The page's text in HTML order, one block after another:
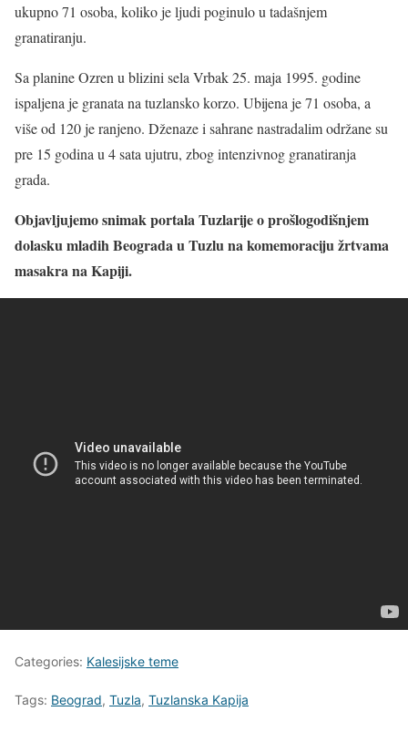
ukupno 71 osoba, koliko je ljudi poginulo u tadašnjem
granatiranju.
Sa planine Ozren u blizini sela Vrbak 25. maja 1995. godine
ispaljena je granata na tuzlansko korzo. Ubijena je 71 osoba, a
više od 120 je ranjeno. Dženaze i sahrane nastradalim održane su
pre 15 godina u 4 sata ujutru, zbog intenzivnog granatiranja
grada.
Objavljujemo snimak portala Tuzlarije o prošlogodišnjem
dolasku mladih Beograda u Tuzlu na komemoraciju žrtvama
masakra na Kapiji.
Categories: Kalesijske teme
Tags: Beograd, Tuzla, Tuzlanska Kapija